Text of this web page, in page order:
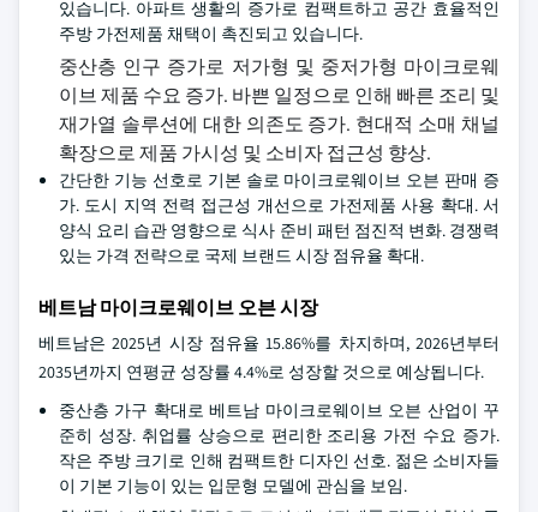
있습니다. 아파트 생활의 증가로 컴팩트하고 공간 효율적인
주방 가전제품 채택이 촉진되고 있습니다.
중산층 인구 증가로 저가형 및 중저가형 마이크로웨
이브 제품 수요 증가. 바쁜 일정으로 인해 빠른 조리 및
재가열 솔루션에 대한 의존도 증가. 현대적 소매 채널
확장으로 제품 가시성 및 소비자 접근성 향상.
간단한 기능 선호로 기본 솔로 마이크로웨이브 오븐 판매 증
가. 도시 지역 전력 접근성 개선으로 가전제품 사용 확대. 서
양식 요리 습관 영향으로 식사 준비 패턴 점진적 변화. 경쟁력
있는 가격 전략으로 국제 브랜드 시장 점유율 확대.
베트남 마이크로웨이브 오븐 시장
베트남은 2025년 시장 점유율 15.86%를 차지하며, 2026년부터
2035년까지 연평균 성장률 4.4%로 성장할 것으로 예상됩니다.
중산층 가구 확대로 베트남 마이크로웨이브 오븐 산업이 꾸
준히 성장. 취업률 상승으로 편리한 조리용 가전 수요 증가.
작은 주방 크기로 인해 컴팩트한 디자인 선호. 젊은 소비자들
이 기본 기능이 있는 입문형 모델에 관심을 보임.